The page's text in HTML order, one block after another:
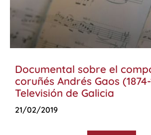
Documental sobre el
coruñés Andrés Gaos
Televisión de Galicia
21/02/2019